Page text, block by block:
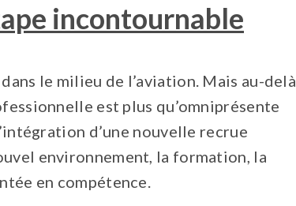
incontournable
le milieu de l’aviation. Mais au-delà
est plus qu’omniprésente
d’une nouvelle recrue
environnement, la formation, la
en compétence.